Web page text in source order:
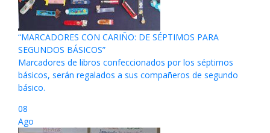
“MARCADORES CON CARIÑO: DE SÉPTIMOS PARA
SEGUNDOS BÁSICOS”
Marcadores de libros confeccionados por los séptimos
básicos, serán regalados a sus compañeros de segundo
básico.
08
Ago